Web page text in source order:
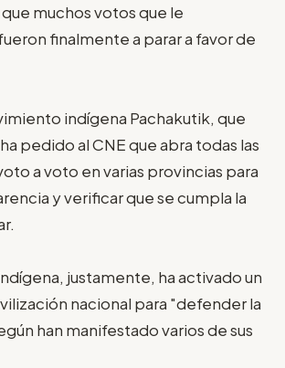
muchos votos que le
finalmente a parar a favor de
indígena Pachakutik, que
pedido al CNE que abra todas las
a voto en varias provincias para
y verificar que se cumpla la
justamente, ha activado un
nacional para "defender la
han manifestado varios de sus